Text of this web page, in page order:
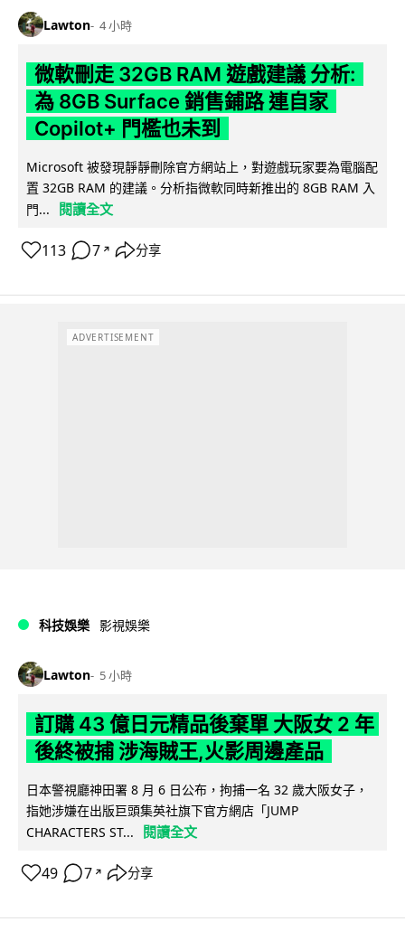
Lawton 4 小時
微軟刪走 32GB RAM 遊戲建議 分析:
為 8GB Surface 銷售鋪路 連自家
Copilot+ 門檻也未到
Microsoft 被發現靜靜刪除官方網站上，對遊戲玩家要為電腦配
置 32GB RAM 的建議。分析指微軟同時新推出的 8GB RAM 入
門...
閱讀全文
113 7 ↗ 分享
ADVERTISEMENT
科技娛樂 影視娛樂
Lawton 5 小時
訂購 43 億日元精品後棄單 大阪女 2 年
後終被捕 涉海賊王,火影周邊產品
日本警視廳神田署 8 月 6 日公布，拘捕一名 32 歲大阪女子，
指她涉嫌在出版巨頭集英社旗下官方網店「JUMP
CHARACTERS ST...
閱讀全文
49 7 ↗ 分享